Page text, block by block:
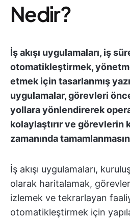
Nedir?
İş akışı uygulamaları, iş
otomatikleştirmek,
etmek için tasarlanmış
uygulamalar, görevleri
yollara yönlendirerek
kolaylaştırır ve görevlerin
zamanında
İş akışı uygulamaları,
olarak haritalamak,
izlemek ve tekrarlayan
otomatikleştirmek için